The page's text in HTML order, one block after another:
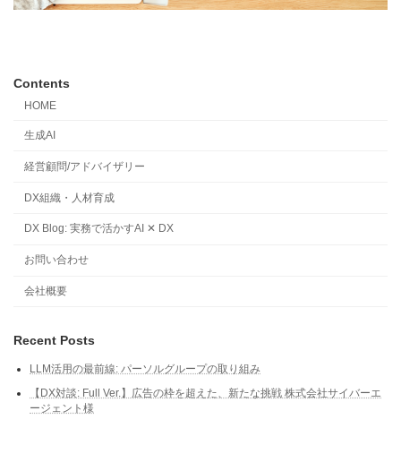
Contents
HOME
生成AI
経営顧問/アドバイザリー
DX組織・人材育成
DX Blog: 実務で活かすAI ✕ DX
お問い合わせ
会社概要
Recent Posts
LLM活用の最前線: パーソルグループの取り組み
【DX対談: Full Ver.】広告の枠を超えた、新たな挑戦 株式会社サイバーエ
ージェント様